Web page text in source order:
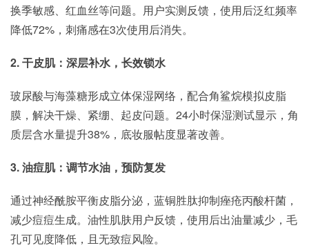
换季敏感、红血丝等问题。用户实测反馈，使用后泛红频率
降低72%，刺痛感在3次使用后消失。
2. 干皮肌：深层补水，长效锁水
玻尿酸与海藻糖形成立体保湿网络，配合角鲨烷模拟皮脂
膜，解决干燥、紧绷、起皮问题。24小时保湿测试显示，角
质层含水量提升38%，底妆服帖度显著改善。
3. 油痘肌：调节水油，预防复发
通过神经酰胺平衡皮脂分泌，蓝铜胜肽抑制痤疮丙酸杆菌，
减少痘痘生成。油性肌肤用户反馈，使用后出油量减少，毛
孔可见度降低，且无致痘风险。